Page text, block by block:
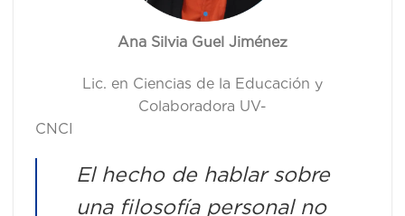
Ana Silvia Guel Jiménez
Lic. en Ciencias de la Educación y
Colaboradora UV-
El hecho de hablar sobre
una filosofía personal no